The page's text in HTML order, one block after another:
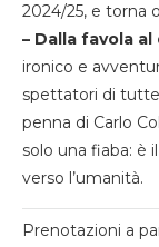
2024/25, e torna
– Dalla favola
ironico e
spettatori di tutte
penna di Carlo
solo una fiaba: è
verso l’umanità.
Prenotazioni a